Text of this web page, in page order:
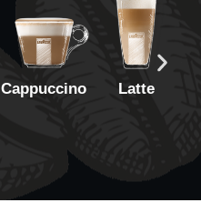
Cappuccino Latte